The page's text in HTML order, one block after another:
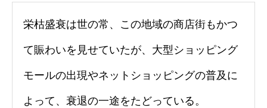
栄枯盛衰は世の常、この地域の商店街もかつ
て賑わいを見せていたが、大型ショッピング
モールの出現やネットショッピングの普及に
よって、衰退の一途をたどっている。